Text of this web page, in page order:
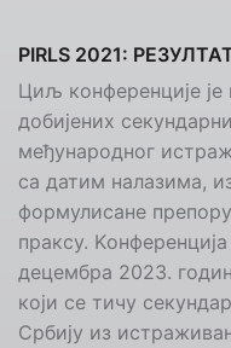
PIRLS 2021:
Циљ конференције
добијених
међународног
са датим налазима,
формулисане
праксу.
децембра 2023.
који се тичу
Србију из